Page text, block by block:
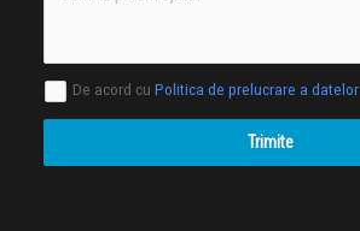
De acord cu Politica de prelucrare a datelor
Trimite